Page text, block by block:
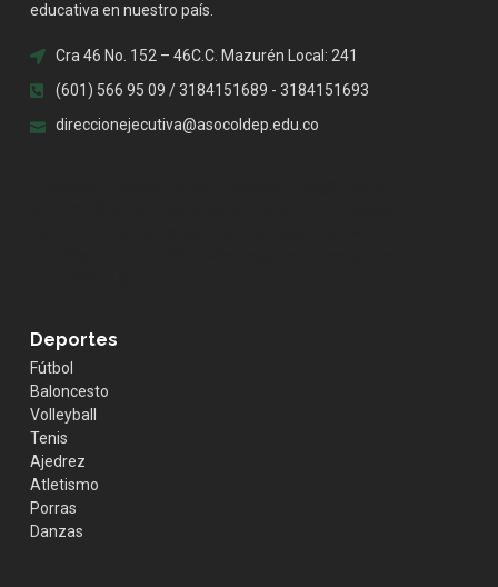
educativa en nuestro país.
Cra 46 No. 152 – 46C.C. Mazurén Local: 241
(601) 566 95 09 / 3184151689 - 3184151693
direccionejecutiva@asocoldep.edu.co
Deportes
Fútbol
Baloncesto
Volleyball
Tenis
Ajedrez
Atletismo
Porras
Danzas